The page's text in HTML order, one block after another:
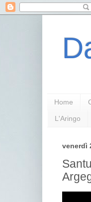
Home
L'Aringo
venerdì